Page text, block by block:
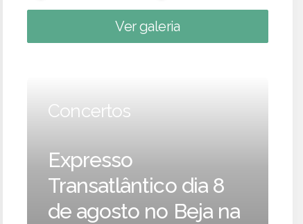
Ver galeria
Concertos
Expresso
Transatlântico dia 8
de agosto no Beja na